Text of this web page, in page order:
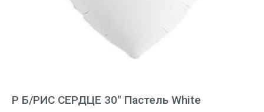
Р Б/РИС СЕРДЦЕ 30″ Пастель White